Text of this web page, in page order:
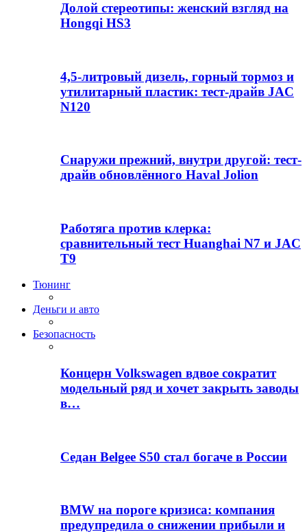
Долой стереотипы: женский взгляд на
Hongqi HS3
4,5-литровый дизель, горный тормоз и
утилитарный пластик: тест-драйв JAC
N120
Снаружи прежний, внутри другой: тест-
драйв обновлённого Haval Jolion
Работяга против клерка:
сравнительный тест Huanghai N7 и JAC
T9
Тюнинг
Деньги и авто
Безопасность
Концерн Volkswagen вдвое сократит
модельный ряд и хочет закрыть заводы
в…
Седан Belgee S50 стал богаче в России
BMW на пороге кризиса: компания
предупредила о снижении прибыли и